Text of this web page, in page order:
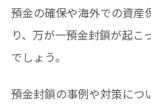
預金の確保や海外での資産
り、万が一預金封鎖が起こ
でしょう。
預金封鎖の事例や対策につ